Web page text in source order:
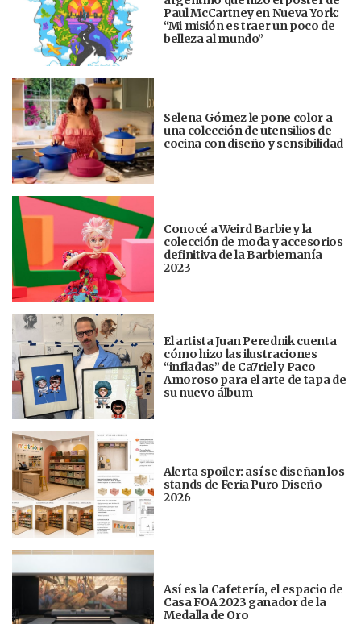
Paul McCartney en Nueva York:
“Mi misión es traer un poco de
belleza al mundo”
Selena Gómez le pone color a
una colección de utensilios de
cocina con diseño y sensibilidad
Conocé a Weird Barbie y la
colección de moda y accesorios
definitiva de la Barbiemanía
2023
El artista Juan Perednik cuenta
cómo hizo las ilustraciones
“infladas” de Ca7riel y Paco
Amoroso para el arte de tapa de
su nuevo álbum
Alerta spoiler: así se diseñan los
stands de Feria Puro Diseño
2026
Así es la Cafetería, el espacio de
Casa FOA 2023 ganador de la
Medalla de Oro